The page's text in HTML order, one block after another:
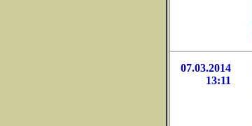
07.03.2014
13:11